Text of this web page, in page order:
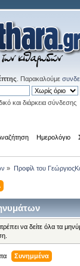
. Παρακαλούμε
και διάρκεια σύνδεσης
Ημερολόγιο
» Προφίλ του
να δείτε όλα τα
Συνημμένα